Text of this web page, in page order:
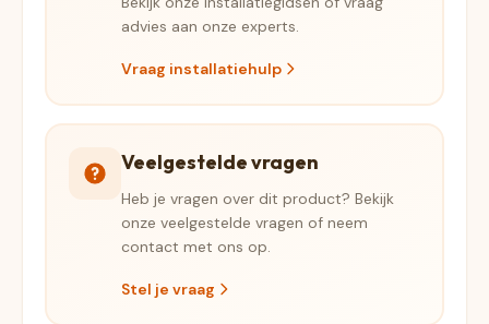
advies aan onze experts.
Vraag installatiehulp
Veelgestelde vragen
Heb je vragen over dit product? Bekijk
onze veelgestelde vragen of neem
contact met ons op.
Stel je vraag